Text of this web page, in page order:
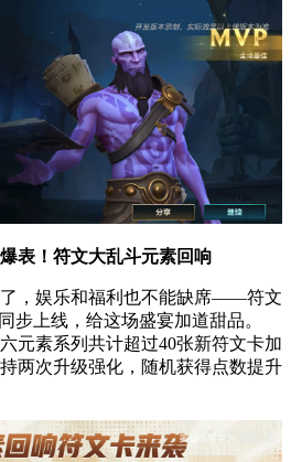
表！符文大乱斗元素回响
，娱乐和福利也不能缺席——符文
步上线，给这场盛宴加道甜品。
元素系列共计超过40张新符文卡加
两次升级强化，随机获得点数提升